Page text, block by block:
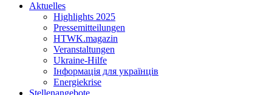
Aktuelles
Highlights 2025
Pressemitteilungen
HTWK.magazin
Veranstaltungen
Ukraine-Hilfe
Інформація для українців
Energiekrise